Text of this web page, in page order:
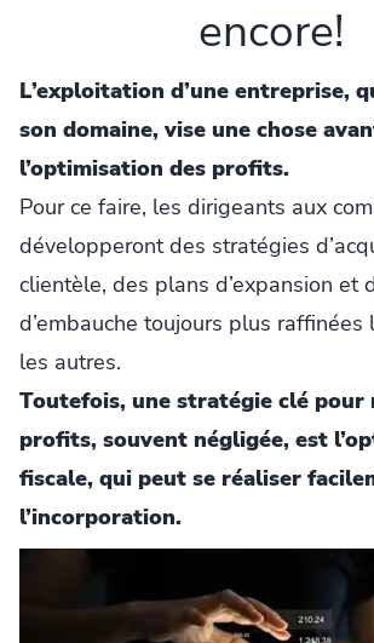
encore!
L’exploitation d’une entreprise,
son domaine, vise une chose
l’optimisation des profits.
Pour ce faire, les dirigeants aux
développeront des stratégies
clientèle, des plans d’expansion et
d’embauche toujours plus raffinées
les autres.
Toutefois, une stratégie clé pour
profits, souvent négligée, est
fiscale, qui peut se réaliser
l’incorporation.